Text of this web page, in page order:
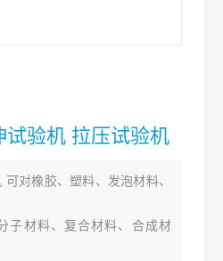
试验机 拉压试验机
可对橡胶、塑料、发泡材料、
子材料、复合材料、合成材